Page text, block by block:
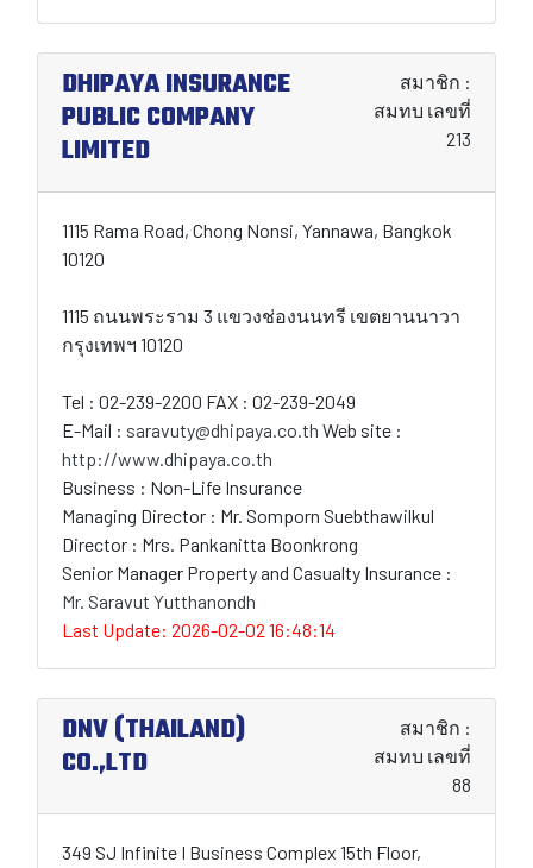
DHIPAYA INSURANCE
PUBLIC COMPANY
LIMITED
สมาชิก :
สมทบ เลขที่
213
1115 Rama Road, Chong Nonsi, Yannawa, Bangkok
10120
1115 ถนนพระราม 3 แขวงช่องนนทรี เขตยานนาวา
กรุงเทพฯ 10120
Tel : 02-239-2200 FAX : 02-239-2049
E-Mail : saravuty@dhipaya.co.th Web site :
http://www.dhipaya.co.th
Business : Non-Life Insurance
Managing Director : Mr. Somporn Suebthawilkul
Director : Mrs. Pankanitta Boonkrong
Senior Manager Property and Casualty Insurance :
Mr. Saravut Yutthanondh
Last Update: 2026-02-02 16:48:14
DNV (THAILAND)
CO.,LTD
สมาชิก :
สมทบ เลขที่
88
349 SJ Infinite I Business Complex 15th Floor,